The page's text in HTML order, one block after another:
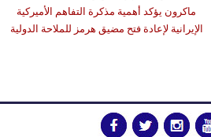
ماكرون يؤكد أهمية مذكرة التفاهم الأميركية
الإيرانية لإعادة فتح مضيق هرمز للملاحة الدولية